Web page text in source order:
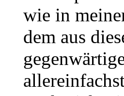
wie in
dem aus